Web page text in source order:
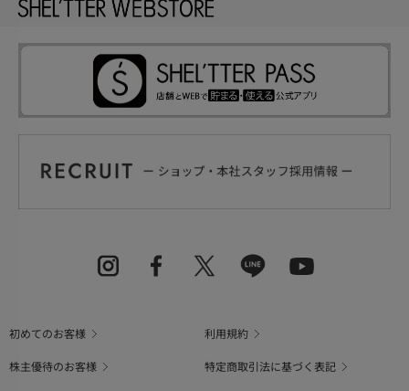
初めてのお客様
利用規約
株主優待のお客様
特定商取引法に基づく表記